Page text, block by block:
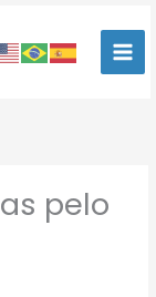
pelo